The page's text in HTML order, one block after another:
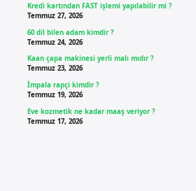
Kredi kartından FAST işlemi yapılabilir mi ?
Temmuz 27, 2026
60 dil bilen adam kimdir ?
Temmuz 24, 2026
Kaan çapa makinesi yerli malı mıdır ?
Temmuz 23, 2026
İmpala rapçi kimdir ?
Temmuz 19, 2026
Eve kozmetik ne kadar maaş veriyor ?
Temmuz 17, 2026